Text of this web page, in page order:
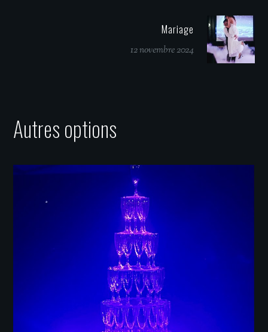
Mariage
12 novembre 2024
Autres options